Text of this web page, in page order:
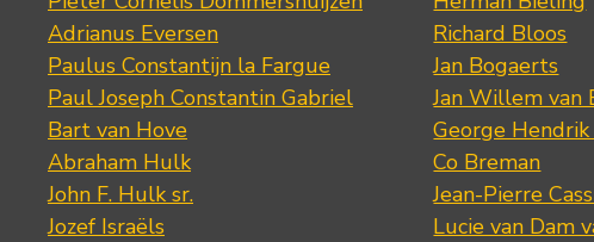
Adrianus Eversen
Paulus Constantijn la Fargue
Paul Joseph Constantin Gabriel
Bart van Hove
Abraham Hulk
John F. Hulk sr.
Jozef Israëls
Richard Bloos
Jan Bogaerts
Jan Willem van
George
Co Breman
Jean-Pierre
Lucie van Dam